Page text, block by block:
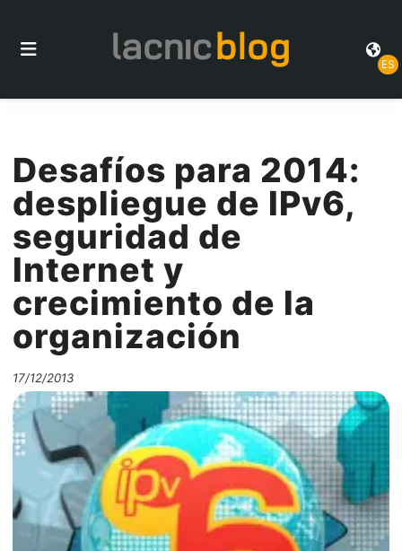
ES
Desafíos para 2014:
despliegue de IPv6,
seguridad de
Internet y
crecimiento de la
organización
17/12/2013